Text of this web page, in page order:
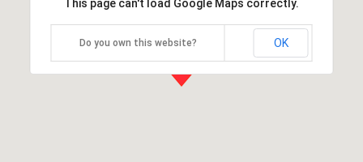
This page can't load Google Maps correctly.
Do you own this website? OK